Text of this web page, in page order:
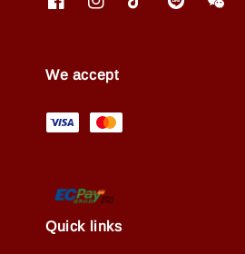
We accept
Quick links